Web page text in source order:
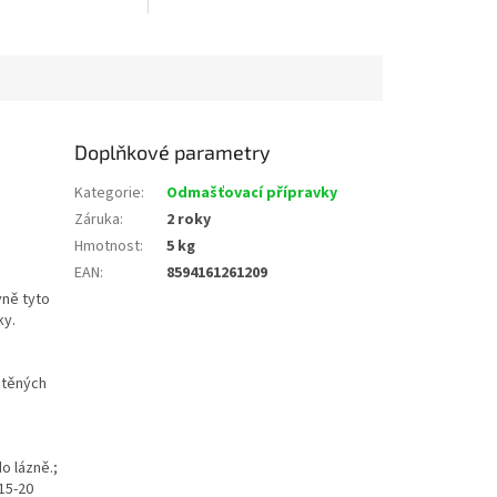
tyto
lázně.;
20
Doplňkové parametry
Kategorie:
Odmašťovací přípravky
Záruka:
2 roky
Hmotnost:
5 kg
EAN: 8594161261209